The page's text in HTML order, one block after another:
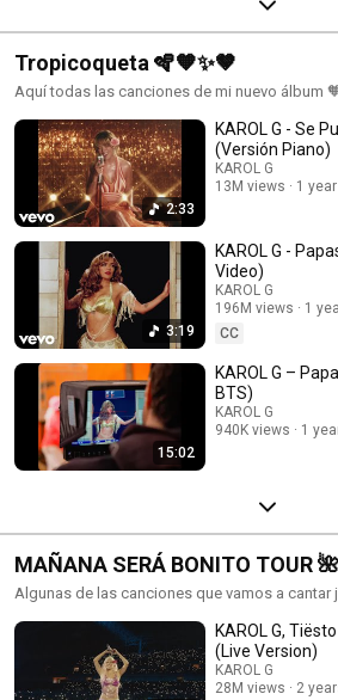
Tropicoqueta 🪇🧡✨🤎
Aquí todas las canciones de mi nuevo álbum
2:33
KAROL G - Se
(Versión Piano)
KAROL G
13M views
1
3:19
KAROL G -
Video)
KAROL G
196M views
1
CC
15:02
KAROL G –
BTS)
KAROL G
940K views
1
MAÑANA SERÁ BONITO TOUR
Algunas de las canciones que vamos a cantar
KAROL G,
(Live Version)
KAROL G
28M views
2